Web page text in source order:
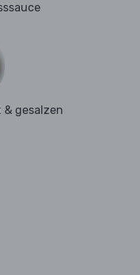
& gesalzen